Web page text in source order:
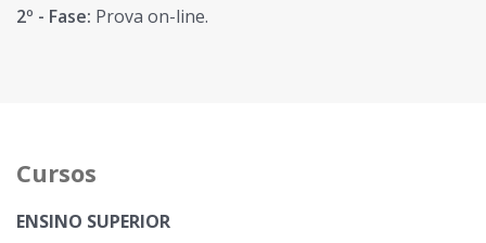
2º - Fase: Prova on-line.
Cursos
ENSINO SUPERIOR